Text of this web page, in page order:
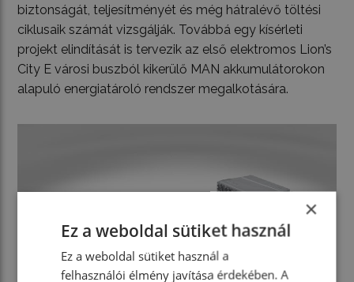
biztonságát, teljesítményét és még hátralévő töltési
ciklusaik számát vizsgálják. Továbbá egy kísérleti
projekt elindítását is tervezik az első elektromos Lion’s
City E városi buszból kikerülő MAN akkumulátorokon
alapuló energiatároló rendszer megalkotására.
×
Ez a weboldal sütiket használ
Ez a weboldal sütiket használ a
felhasználói élmény javítása érdekében. A